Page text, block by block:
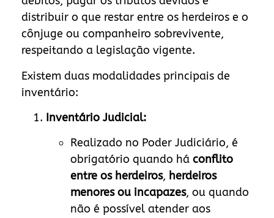
distribuir o que restar entre os herdeiros e o
cônjuge ou companheiro sobrevivente,
respeitando a legislação vigente.
Existem duas modalidades principais de
inventário:
Inventário Judicial:
Realizado no Poder Judiciário, é
obrigatório quando há conflito
entre os herdeiros, herdeiros
menores ou incapazes, ou quando
não é possível atender aos